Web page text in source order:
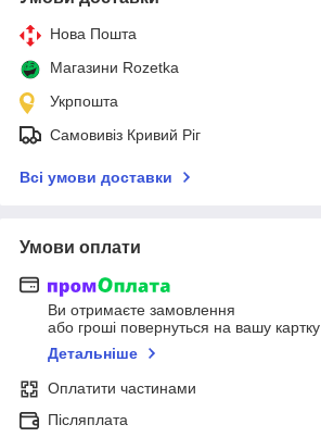
Нова Пошта
Магазини Rozetka
Укрпошта
Самовивіз Кривий Ріг
Всі умови доставки
Умови оплати
Ви отримаєте замовлення
або гроші повернуться на вашу картку
Детальніше
Оплатити частинами
Післяплата